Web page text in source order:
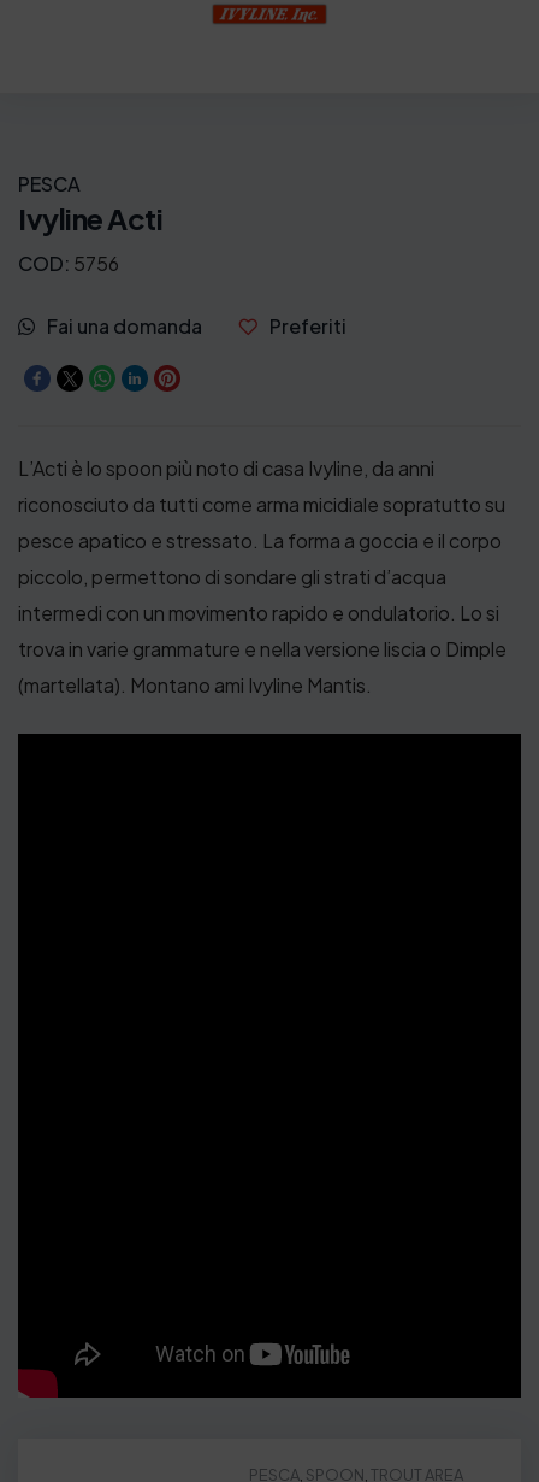
PESCA
Ivyline Acti
COD: 5756
Fai una domanda Preferiti
L’Acti è lo spoon più noto di casa Ivyline, da anni
riconosciuto da tutti come arma micidiale sopratutto su
pesce apatico e stressato. La forma a goccia e il corpo
piccolo, permettono di sondare gli strati d’acqua
intermedi con un movimento rapido e ondulatorio. Lo si
trova in varie grammature e nella versione liscia o Dimple
(martellata). Montano ami Ivyline Mantis.
PESCA, SPOON TROUT AREA